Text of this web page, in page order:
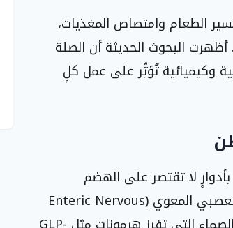
الطعام وامتصاص المغذيات،
البحوث الحديثة أن الصلة
وكيميائية تُؤثِّر على عمل كلٍ
لا تقتصر على الهضم
والامتصاص؛ فهي تحتضن شبكةً عصبيةً ذاتيةً تُسمَّى الجهاز العصبي المعوي (Enteric Nervous